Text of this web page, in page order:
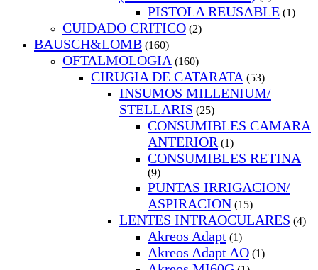
PISTOLA REUSABLE (1)
CUIDADO CRITICO (2)
BAUSCH&LOMB (160)
OFTALMOLOGIA (160)
CIRUGIA DE CATARATA (53)
INSUMOS MILLENIUM/
STELLARIS (25)
CONSUMIBLES CAMARA
ANTERIOR (1)
CONSUMIBLES RETINA
(9)
PUNTAS IRRIGACION/
ASPIRACION (15)
LENTES INTRAOCULARES (4)
Akreos Adapt (1)
Akreos Adapt AO (1)